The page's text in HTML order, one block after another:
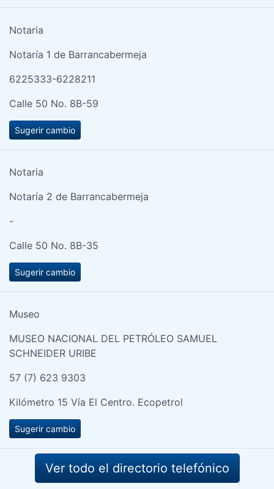
Notaria
Notaría 1 de Barrancabermeja
6225333-6228211
Calle 50 No. 8B-59
Sugerir cambio
Notaria
Notaría 2 de Barrancabermeja
-
Calle 50 No. 8B-35
Sugerir cambio
Museo
MUSEO NACIONAL DEL PETRÓLEO SAMUEL
SCHNEIDER URIBE
57 (7) 623 9303
Kilómetro 15 Vía El Centro. Ecopetrol
Sugerir cambio
Ver todo el directorio telefónico